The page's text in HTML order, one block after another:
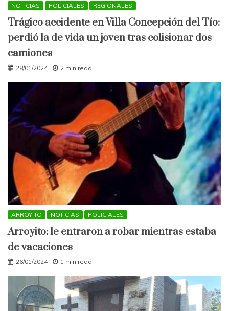
NOTICIAS POLICIALES REGIONALES
Trágico accidente en Villa Concepción del Tío:
perdió la de vida un joven tras colisionar dos
camiones
28/01/2024 2 min read
ARROYITO NOTICIAS POLICIALES
Arroyito: le entraron a robar mientras estaba
de vacaciones
26/01/2024 1 min read